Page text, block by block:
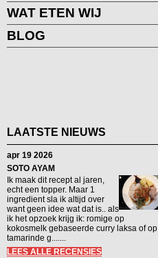
WAT ETEN WIJ
BLOG
LAATSTE NIEUWS
apr 19 2026
SOTO AYAM
Ik maak dit recept al jaren,
echt een topper. Maar 1
ingredient sla ik altijd over
want geen idee wat dat is.. als
ik het opzoek krijg ik: romige op
kokosmelk gebaseerde curry laksa of op
tamarinde g.......
LEES ALLE RECENSIES